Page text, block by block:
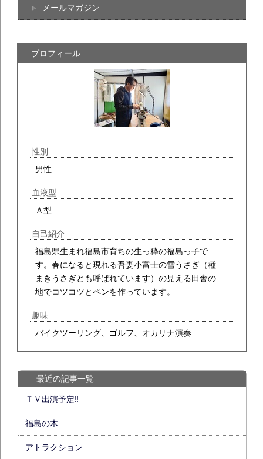
メールマガジン
プロフィール
性別
男性
血液型
Ａ型
自己紹介
福島県生まれ福島市育ちの生っ粋の福島っ子で
す。春になると現れる吾妻小富士の雪うさぎ（種
まきうさぎとも呼ばれています）の見える田舎の
地でコツコツとペンを作っています。
趣味
バイクツーリング、ゴルフ、オカリナ演奏
最近の記事一覧
ＴＶ出演予定‼
福島の木
アトラクション